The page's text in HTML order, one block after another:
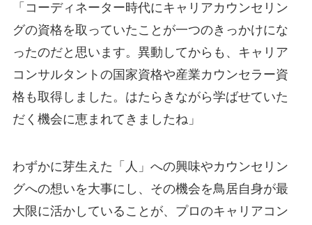
「コーディネーター時代にキャリアカウンセリン
グの資格を取っていたことが一つのきっかけにな
ったのだと思います。異動してからも、キャリア
コンサルタントの国家資格や産業カウンセラー資
格も取得しました。はたらきながら学ばせていた
だく機会に恵まれてきましたね」
わずかに芽生えた「人」への興味やカウンセリン
グへの想いを大事にし、その機会を鳥居自身が最
大限に活かしていることが、プロのキャリアコン